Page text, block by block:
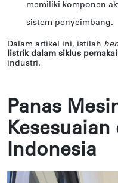
memiliki komponen
sistem penyeimbang.
Dalam artikel ini, istilah
listrik dalam siklus
industri.
Panas
Indonesia